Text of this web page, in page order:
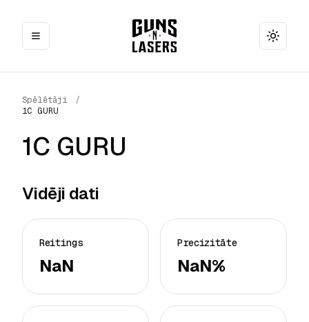
Toggle
Spēlētāji
/
1C GURU
1C GURU
Vidēji dati
Reitings
NaN
Precizitāte
NaN%